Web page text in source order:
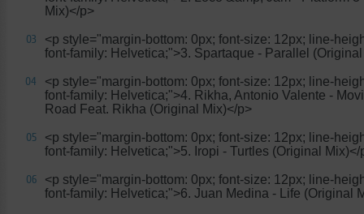
Mix)</p>
03
<p style="margin-bottom: 0px; font-size: 12px; line-
font-family: Helvetica;">3. Spartaque - Parallel
04
<p style="margin-bottom: 0px; font-size: 12px; line-
font-family: Helvetica;">4. Rikha, Antonio Valente -
Road Feat. Rikha (Original Mix)</p>
05
<p style="margin-bottom: 0px; font-size: 12px; line-
font-family: Helvetica;">5. Iropi - Turtles (Original Mix)</
06
<p style="margin-bottom: 0px; font-size: 12px; line-
font-family: Helvetica;">6. Juan Medina - Life (Original